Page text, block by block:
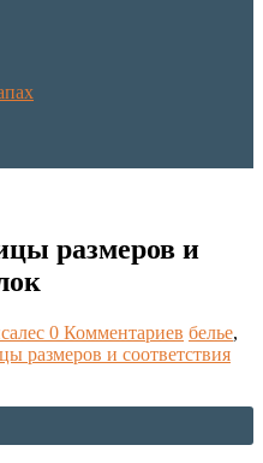
размеров и
0 Комментариев белье,
размеров и соответствия